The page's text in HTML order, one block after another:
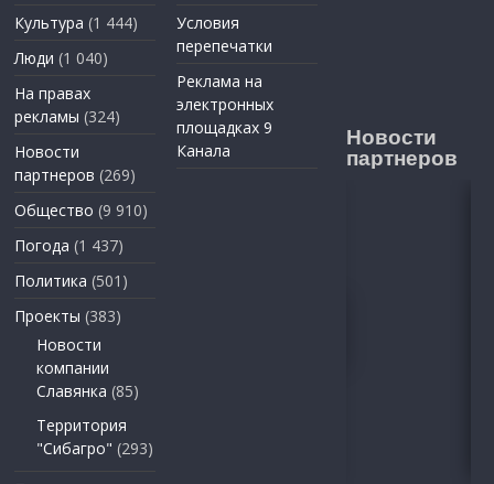
Культура (1 444)
Люди (1 040)
На правах
рекламы (324)
Новости
партнеров (269)
Общество (9 910)
Погода (1 437)
Политика (501)
Проекты (383)
Новости
компании
Славянка (85)
Территория
"Сибагро" (293)
Условия
перепечатки
Реклама на
электронных
площадках 9
Канала
Новости
партнеров